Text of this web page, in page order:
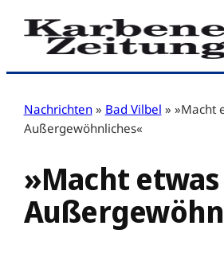
Zum
Inhalt
Nachrichten » Bad Vilbel » »Macht
Außergewöhnliches«
»Macht etwas